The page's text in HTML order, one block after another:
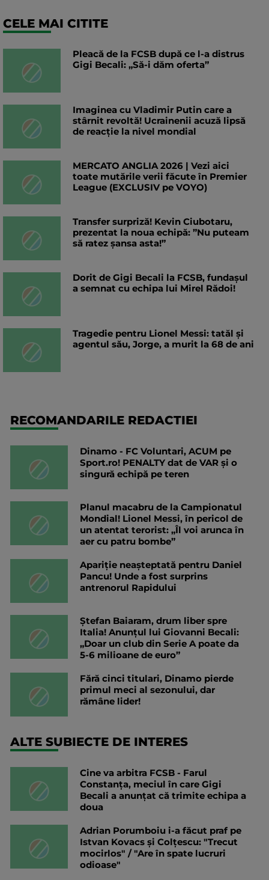
CELE MAI CITITE
Pleacă de la FCSB după ce l-a distrus
Gigi Becali: „Să-i dăm oferta”
Imaginea cu Vladimir Putin care a
stârnit revoltă! Ucrainenii acuză lipsă
de reacție la nivel mondial
MERCATO ANGLIA 2026 | Vezi aici
toate mutările verii făcute în Premier
League (EXCLUSIV pe VOYO)
Transfer surpriză! Kevin Ciubotaru,
prezentat la noua echipă: ”Nu puteam
să ratez șansa asta!”
Dorit de Gigi Becali la FCSB, fundașul
a semnat cu echipa lui Mirel Rădoi!
Tragedie pentru Lionel Messi: tatăl și
agentul său, Jorge, a murit la 68 de ani
RECOMANDARILE REDACTIEI
Dinamo - FC Voluntari, ACUM pe
Sport.ro! PENALTY dat de VAR și o
singură echipă pe teren
Planul macabru de la Campionatul
Mondial! Lionel Messi, în pericol de
un atentat terorist: „Îl voi arunca în
aer cu patru bombe”
Apariție neașteptată pentru Daniel
Pancu! Unde a fost surprins
antrenorul Rapidului
Ștefan Baiaram, drum liber spre
Italia! Anunțul lui Giovanni Becali:
„Doar un club din Serie A poate da
5-6 milioane de euro”
Fără cinci titulari, Dinamo pierde
primul meci al sezonului, dar
rămâne lider!
ALTE SUBIECTE DE INTERES
Cine va arbitra FCSB - Farul
Constanța, meciul în care Gigi
Becali a anunțat că trimite echipa a
doua
Adrian Porumboiu i-a făcut praf pe
Istvan Kovacs și Colțescu: "Trecut
mocirlos" / "Are în spate lucruri
odioase"